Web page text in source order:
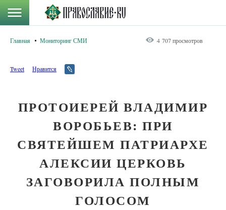
Главная Мониторинг СМИ 4 707 просмотров
Tweet Нравится
ПРОТОИЕРЕЙ ВЛАДИМИР
ВОРОБЬЕВ: ПРИ
СВЯТЕЙШЕМ ПАТРИАРХЕ
АЛЕКСИИ ЦЕРКОВЬ
ЗАГОВОРИЛА ПОЛНЫМ
ГОЛОСОМ